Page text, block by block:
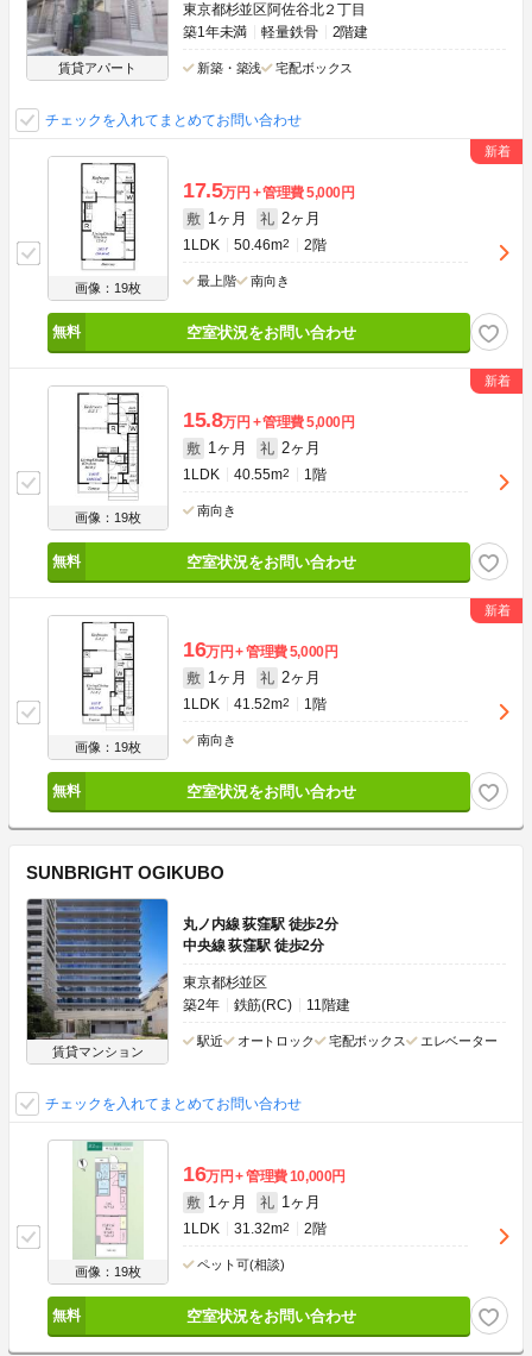
賃貸アパート
東京都杉並区阿佐谷北２丁目
築1年未満
軽量鉄骨 2階建
新築・築浅 宅配ボックス
チェックを入れてまとめてお問い合わせ
画像：19枚
17.5万円 管理費5,000円
敷 1ヶ月 礼 2ヶ月
1LDK 50.46m2 2階
最上階 南向き
空室状況をお問い合わせ
画像：19枚
15.8万円 管理費5,000円
敷 1ヶ月 礼 2ヶ月
1LDK 40.55m2 1階
南向き
空室状況をお問い合わせ
画像：19枚
16万円 管理費5,000円
敷 1ヶ月 礼 2ヶ月
1LDK 41.52m2 1階
南向き
空室状況をお問い合わせ
SUNBRIGHT OGIKUBO
賃貸マンション
丸ノ内線 荻窪駅 徒歩2分
中央線 荻窪駅 徒歩2分
東京都杉並区
築2年
鉄筋(RC) 11階建
駅近 オートロック 宅配ボックス エレベーター
チェックを入れてまとめてお問い合わせ
画像：19枚
16万円 管理費10,000円
敷 1ヶ月 礼 1ヶ月
1LDK 31.32m2 2階
ペット可(相談)
空室状況をお問い合わせ